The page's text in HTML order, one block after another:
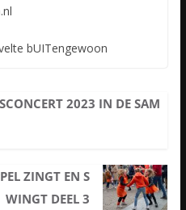
bUITengewoon
2023 IN DE SAM
ZINGT EN S
WINGT DEEL 3